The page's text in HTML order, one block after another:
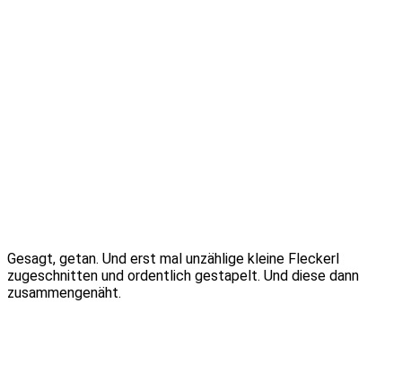
Gesagt, getan. Und erst mal unzählige kleine Fleckerl
zugeschnitten und ordentlich gestapelt. Und diese dann
zusammengenäht.